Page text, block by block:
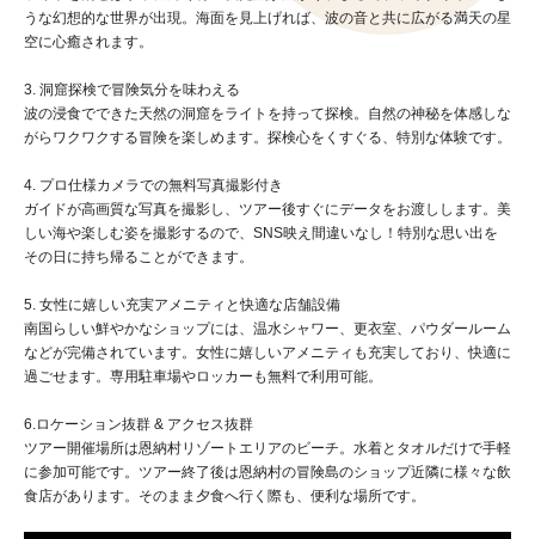
うな幻想的な世界が出現。海面を見上げれば、波の音と共に広がる満天の星
空に心癒されます。
3. 洞窟探検で冒険気分を味わえる
波の浸食でできた天然の洞窟をライトを持って探検。自然の神秘を体感しな
がらワクワクする冒険を楽しめます。探検心をくすぐる、特別な体験です。
4. プロ仕様カメラでの無料写真撮影付き
ガイドが高画質な写真を撮影し、ツアー後すぐにデータをお渡しします。美
しい海や楽しむ姿を撮影するので、SNS映え間違いなし！特別な思い出を
その日に持ち帰ることができます。
5. 女性に嬉しい充実アメニティと快適な店舗設備
南国らしい鮮やかなショップには、温水シャワー、更衣室、パウダールーム
などが完備されています。女性に嬉しいアメニティも充実しており、快適に
過ごせます。専用駐車場やロッカーも無料で利用可能。
6.ロケーション抜群 & アクセス抜群
ツアー開催場所は恩納村リゾートエリアのビーチ。水着とタオルだけで手軽
に参加可能です。ツアー終了後は恩納村の冒険島のショップ近隣に様々な飲
食店があります。そのまま夕食へ行く際も、便利な場所です。